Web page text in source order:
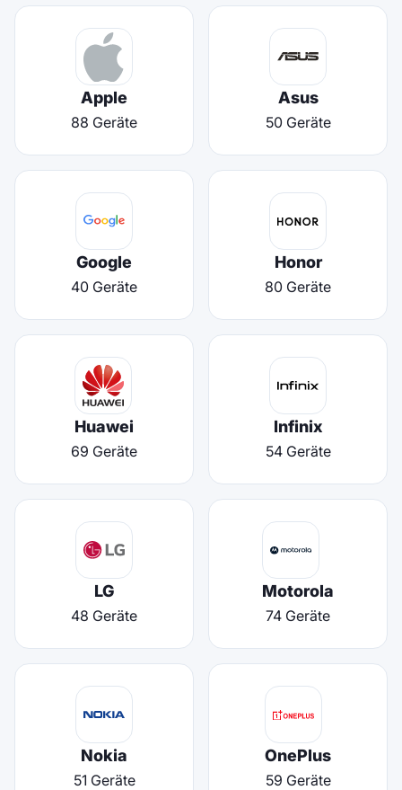
Apple
88 Geräte
Asus
50 Geräte
Google
40 Geräte
Honor
80 Geräte
Huawei
69 Geräte
Infinix
54 Geräte
LG
48 Geräte
Motorola
74 Geräte
Nokia
51 Geräte
OnePlus
59 Geräte